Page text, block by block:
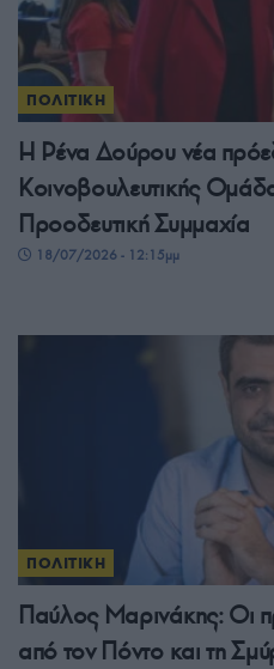
ΠΟΛΙΤΙΚΗ
Η Ρένα Δούρου νέα
Κοινοβουλευτικής
Προοδευτική Συμμαχία
18/07/2026 - 12:15μμ
ΠΟΛΙΤΙΚΗ
Παύλος Μαρινάκης: Οι
από τον Πόντο και τη